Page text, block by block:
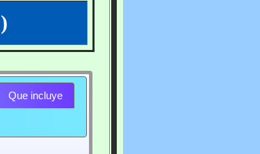
Que incluye